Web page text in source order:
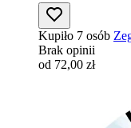
Kupiło 7 osób
Brak opinii
od 72,00 zł